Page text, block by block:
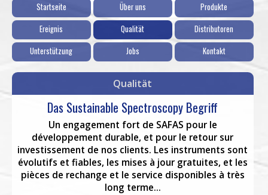
Startseite Über uns
Produkte
Ereignis
Qualität
Distributoren
Unterstützung
Jobs Kontakt
Qualität
Das Sustainable Spectroscopy Begriff
Un engagement fort de SAFAS pour le
développement durable, et pour le retour sur
investissement de nos clients. Les instruments sont
évolutifs et fiables, les mises à jour gratuites, et les
pièces de rechange et le service disponibles à très
long terme...